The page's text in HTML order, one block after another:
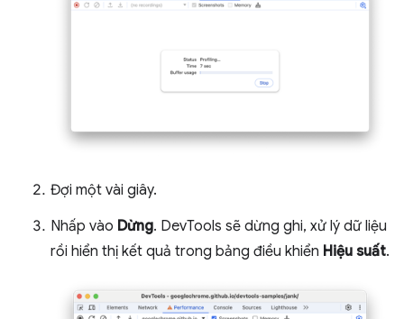
Đợi một vài giây.
Nhấp vào Dừng. DevTools sẽ dừng ghi, xử lý dữ liệu
rồi hiển thị kết quả trong bảng điều khiển Hiệu suất.